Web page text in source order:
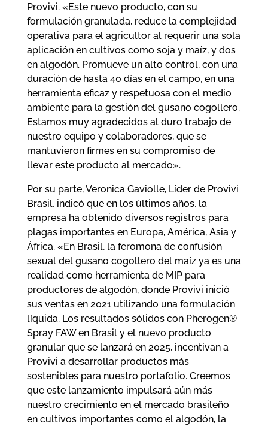
Provivi. «Este nuevo producto, con su
formulación granulada, reduce la complejidad
operativa para el agricultor al requerir una sola
aplicación en cultivos como soja y maíz, y dos
en algodón. Promueve un alto control, con una
duración de hasta 40 días en el campo, en una
herramienta eficaz y respetuosa con el medio
ambiente para la gestión del gusano cogollero.
Estamos muy agradecidos al duro trabajo de
nuestro equipo y colaboradores, que se
mantuvieron firmes en su compromiso de
llevar este producto al mercado».
Por su parte, Veronica Gaviolle, Líder de Provivi
Brasil, indicó que en los últimos años, la
empresa ha obtenido diversos registros para
plagas importantes en Europa, América, Asia y
África. «En Brasil, la feromona de confusión
sexual del gusano cogollero del maíz ya es una
realidad como herramienta de MIP para
productores de algodón, donde Provivi inició
sus ventas en 2021 utilizando una formulación
líquida. Los resultados sólidos con Pherogen®
Spray FAW en Brasil y el nuevo producto
granular que se lanzará en 2025, incentivan a
Provivi a desarrollar productos más
sostenibles para nuestro portafolio. Creemos
que este lanzamiento impulsará aún más
nuestro crecimiento en el mercado brasileño
en cultivos importantes como el algodón, la